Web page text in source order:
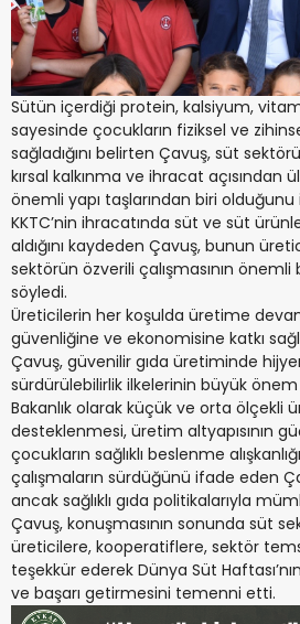
Sütün içerdiği protein, kalsiyum,
sayesinde çocukların fiziksel ve
sağladığını belirten Çavuş, süt
kırsal kalkınma ve ihracat açısından
önemli yapı taşlarından biri
KKTC’nin ihracatında süt ve süt
aldığını kaydeden Çavuş, bunun
sektörün özverili çalışmasının
söyledi.
Üreticilerin her koşulda üretime
güvenliğine ve ekonomisine katkı
Çavuş, güvenilir gıda üretiminde
sürdürülebilirlik ilkelerinin büyük önem
Bakanlık olarak küçük ve orta ölçekli
desteklenmesi, üretim altyapısının
çocukların sağlıklı beslenme
çalışmaların sürdüğünü ifade eden
ancak sağlıklı gıda politikalarıyla
Çavuş, konuşmasının sonunda süt
üreticilere, kooperatiflere, sektör
teşekkür ederek Dünya Süt
ve başarı getirmesini temenni etti.